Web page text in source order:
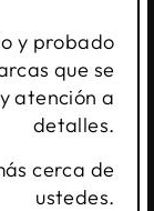
y probado
que se
atención a
detalles.
cerca de
ustedes.